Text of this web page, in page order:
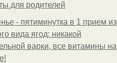
для родителей
- пятиминутка в 1 прием из
вида ягод: никакой
варки, все витамины на